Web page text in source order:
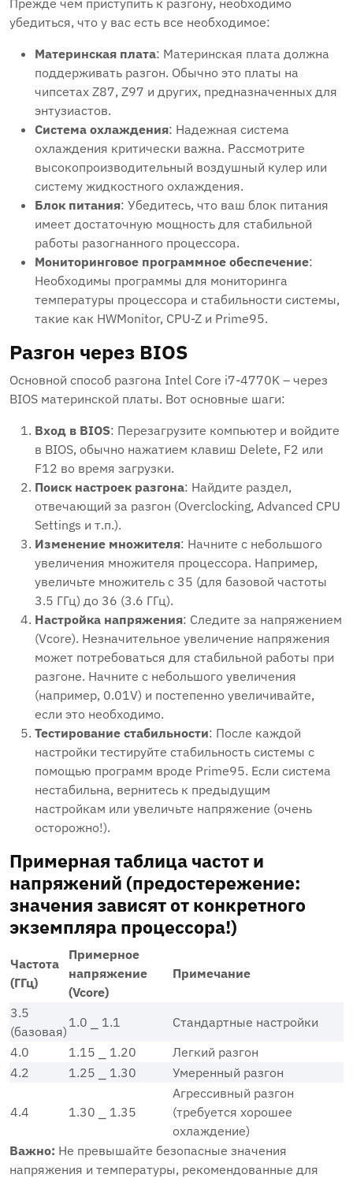
Прежде чем приступить к разгону, необходимо
убедиться, что у вас есть все необходимое:
Материнская плата: Материнская плата должна
поддерживать разгон. Обычно это платы на
чипсетах Z87, Z97 и других, предназначенных для
энтузиастов.
Система охлаждения: Надежная система
охлаждения критически важна. Рассмотрите
высокопроизводительный воздушный кулер или
систему жидкостного охлаждения.
Блок питания: Убедитесь, что ваш блок питания
имеет достаточную мощность для стабильной
работы разогнанного процессора.
Мониторинговое программное обеспечение:
Необходимы программы для мониторинга
температуры процессора и стабильности системы,
такие как HWMonitor, CPU-Z и Prime95.
Разгон через BIOS
Основной способ разгона Intel Core i7-4770K – через
BIOS материнской платы. Вот основные шаги:
Вход в BIOS: Перезагрузите компьютер и войдите
в BIOS, обычно нажатием клавиш Delete, F2 или
F12 во время загрузки.
Поиск настроек разгона: Найдите раздел,
отвечающий за разгон (Overclocking, Advanced CPU
Settings и т.п.).
Изменение множителя: Начните с небольшого
увеличения множителя процессора. Например,
увеличьте множитель с 35 (для базовой частоты
3.5 ГГц) до 36 (3.6 ГГц).
Настройка напряжения: Следите за напряжением
(Vcore). Незначительное увеличение напряжения
может потребоваться для стабильной работы при
разгоне. Начните с небольшого увеличения
(например, 0.01V) и постепенно увеличивайте,
если это необходимо.
Тестирование стабильности: После каждой
настройки тестируйте стабильность системы с
помощью программ вроде Prime95. Если система
нестабильна, вернитесь к предыдущим
настройкам или увеличьте напряжение (очень
осторожно!).
Примерная таблица частот и
напряжений (предостережение:
значения зависят от конкретного
экземпляра процессора!)
Частота
(ГГц)
Примерное
напряжение
(Vcore)
Примечание
3.5
(базовая)
1.0 ⎯ 1.1
Стандартные настройки
4.0
1.15 ⎯ 1.20
Легкий разгон
4.2
1.25 ⎯ 1.30 Умеренный разгон
4.4 1.30 ⎯ 1.35
Агрессивный разгон
(требуется хорошее
охлаждение)
Важно: Не превышайте безопасные значения
напряжения и температуры, рекомендованные для